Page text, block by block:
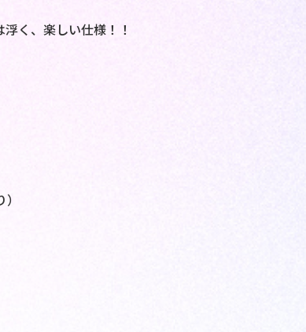
く、楽しい仕様！！